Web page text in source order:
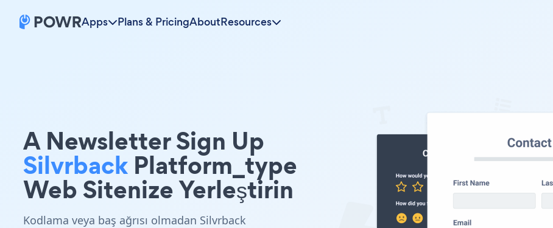
Apps Plans & PricingAboutResources
A Newsletter Sign Up
Silvrback Platform_type
Web Sitenize Yerleştirin
Kodlama veya baş ağrısı olmadan Silvrback